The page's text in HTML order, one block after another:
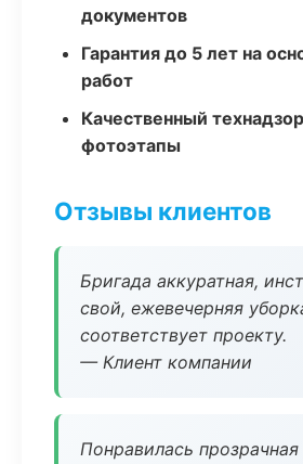
документов
Гарантия до 5 лет на
работ
Качественный
фотоэтапы
Отзывы клиентов
Бригада аккуратная,
свой, ежевечерняя
соответствует проекту.
— Клиент компании
Понравилась